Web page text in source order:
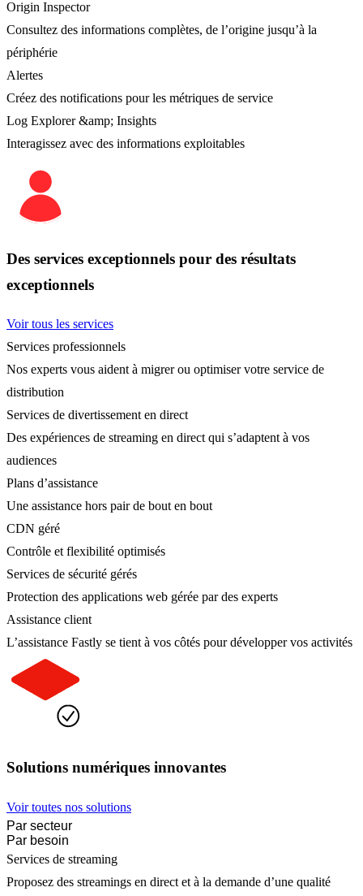
Origin Inspector
Consultez des informations complètes, de l’origine jusqu’à la
périphérie
Alertes
Créez des notifications pour les métriques de service
Log Explorer &amp; Insights
Interagissez avec des informations exploitables
Des services exceptionnels pour des résultats
exceptionnels
Voir tous les services
Services professionnels
Nos experts vous aident à migrer ou optimiser votre service de
distribution
Services de divertissement en direct
Des expériences de streaming en direct qui s’adaptent à vos
audiences
Plans d’assistance
Une assistance hors pair de bout en bout
CDN géré
Contrôle et flexibilité optimisés
Services de sécurité gérés
Protection des applications web gérée par des experts
Assistance client
L’assistance Fastly se tient à vos côtés pour développer vos activités
Solutions numériques innovantes
Voir toutes nos solutions
Par secteur
Par besoin
Services de streaming
Proposez des streamings en direct et à la demande d’une qualité